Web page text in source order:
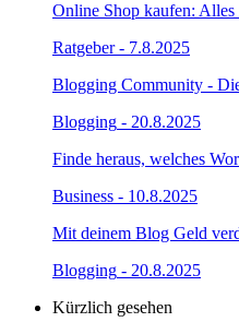
Online Shop kaufen: Alles
Ratgeber- 7.8.2025
Blogging Community -
Blogging - 20.8.2025
Finde heraus, welches
Business - 10.8.2025
Mit deinem Blog Geld
Blogging - 20.8.2025
Kürzlich gesehen